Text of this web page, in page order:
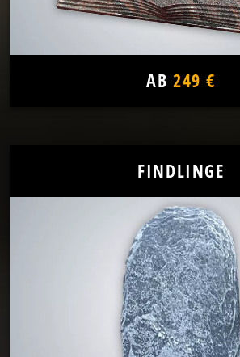
AB 249 €
FINDLINGE